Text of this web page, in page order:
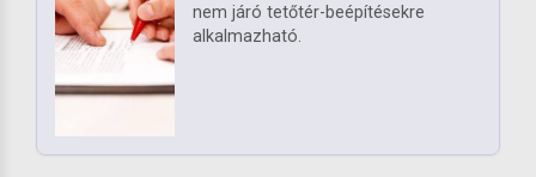
nem járó tetőtér-beépítésekre
alkalmazható.